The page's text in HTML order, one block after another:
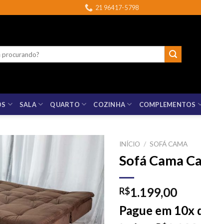
21 96417-5798
SALA QUARTO COZINHA COMPLEMENTOS
INÍCIO / SOFÁ CAMA
Sofá Cama
R$1.199,00
Pague em 10x